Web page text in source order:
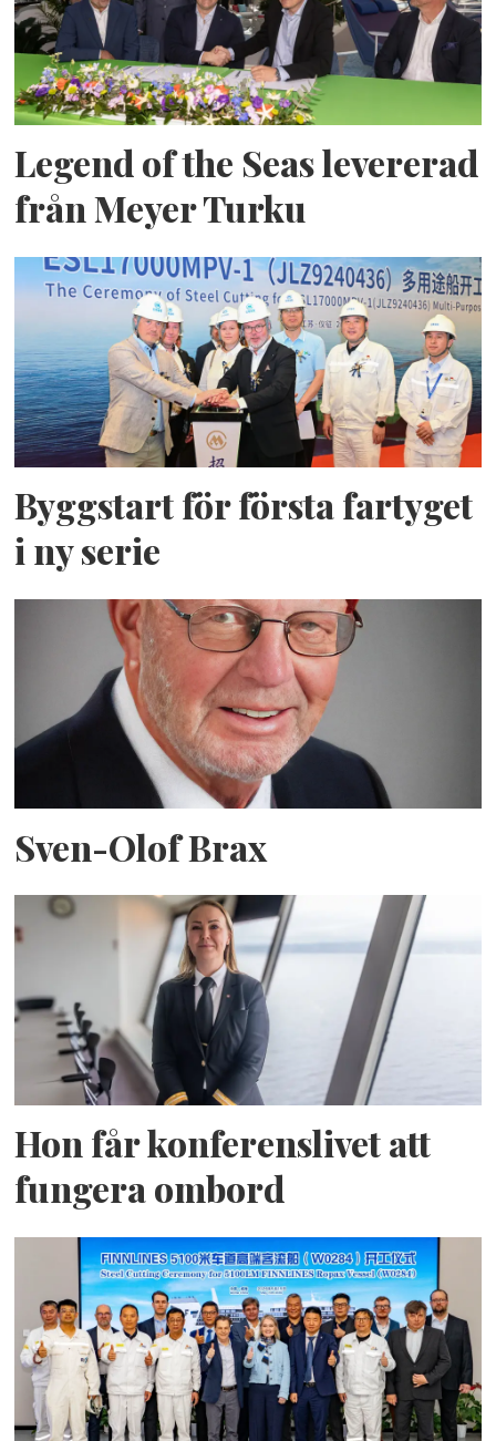
Legend of the Seas levererad
från Meyer Turku
Byggstart för första fartyget
i ny serie
Sven-Olof Brax
Hon får konferenslivet att
fungera ombord